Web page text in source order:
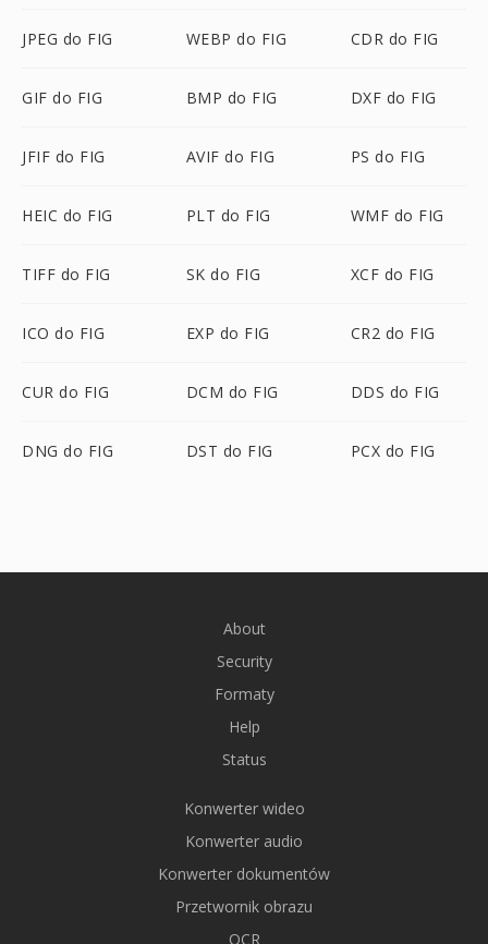
JPEG do FIG WEBP do FIG CDR do FIG
GIF do FIG BMP do FIG DXF do FIG
JFIF do FIG AVIF do FIG PS do FIG
HEIC do FIG PLT do FIG WMF do FIG
TIFF do FIG SK do FIG XCF do FIG
ICO do FIG EXP do FIG CR2 do FIG
CUR do FIG DCM do FIG DDS do FIG
DNG do FIG DST do FIG PCX do FIG
About
Security
Formaty
Help
Status
Konwerter wideo
Konwerter audio
Konwerter dokumentów
Przetwornik obrazu
OCR